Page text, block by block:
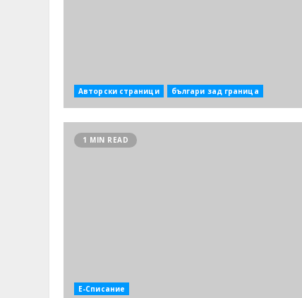
Авторски страници българи зад граница
1 MIN READ
Е-Списание